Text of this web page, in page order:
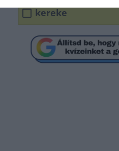
kereke